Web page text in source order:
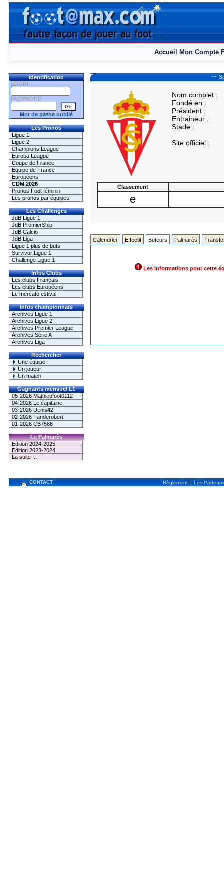
Accueil Mon Compte
Identification
LOGIN
PASSWORD
Mot de passe oublié
Les Pronos
Ligue 1
Ligue 2
Champions League
Europa League
Coupe de France
Equipe de France
Européens
CDM 2026
Pronos Foot féminin
Les pronos par équipes
Les Challenges
JdB Ligue 1
JdB PremierShip
JdB Calcio
JdB Liga
Ligue 1 plus de buts
Survivor Ligue 1
Challenge Ligue 1
Infos Clubs
Les clubs Français
Les clubs Européens
Le mercato estival
Infos championnats
Archives Ligue 1
Archives Ligue 2
Archives Premier League
Archives Serie A
Archives Liga
Rechercher
Une équipe
Un joueur
Un match
Gagnants mensuel L1
05-2026 Mathieufoot0112
04-2026 Le capitaine
03-2026 Denis42
02-2026 Fanderobert
01-2026 CB7588
Le Palmarès
Edition 2024-2025
Edition 2023-2024
La suite ...
~~
Nom complet :
Fondé en :
Président :
Entraineur :
Stade :
Site officiel :
Classement
e
Calendrier Effectif Buteurs Palmarès
Les informations pour cette
CONTACT Règlement | Les